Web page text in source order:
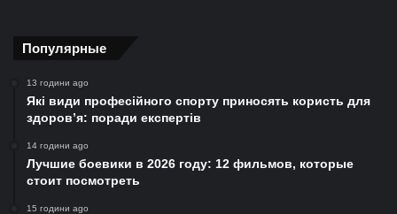
Популярные
13 години ago
Які види професійного спорту приносять користь для
здоров’я: поради експертів
14 години ago
Лучшие боевики в 2026 году: 12 фильмов, которые
стоит посмотреть
15 години ago